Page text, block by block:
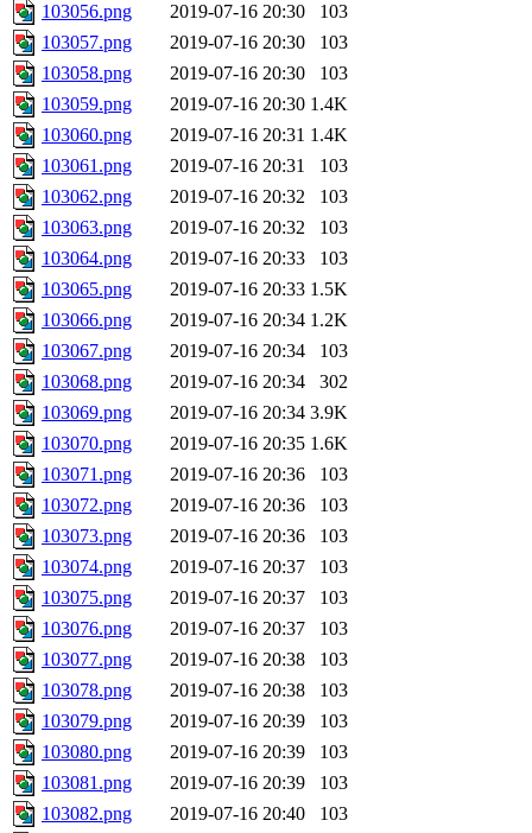
103056.png
2019-07-16 20:30
103
103057.png
2019-07-16 20:30
103
103058.png
2019-07-16 20:30
103
103059.png
2019-07-16 20:30 1.4K
103060.png
2019-07-16 20:31 1.4K
103061.png
2019-07-16 20:31
103
103062.png
2019-07-16 20:32
103
103063.png
2019-07-16 20:32
103
103064.png
2019-07-16 20:33
103
103065.png
2019-07-16 20:33 1.5K
103066.png
2019-07-16 20:34 1.2K
103067.png
2019-07-16 20:34
103
103068.png
2019-07-16 20:34
302
103069.png
2019-07-16 20:34 3.9K
103070.png
2019-07-16 20:35 1.6K
103071.png
2019-07-16 20:36
103
103072.png
2019-07-16 20:36
103
103073.png
2019-07-16 20:36
103
103074.png
2019-07-16 20:37
103
103075.png
2019-07-16 20:37
103
103076.png
2019-07-16 20:37
103
103077.png
2019-07-16 20:38
103
103078.png
2019-07-16 20:38
103
103079.png
2019-07-16 20:39
103
103080.png
2019-07-16 20:39
103
103081.png
2019-07-16 20:39
103
103082.png
2019-07-16 20:40
103